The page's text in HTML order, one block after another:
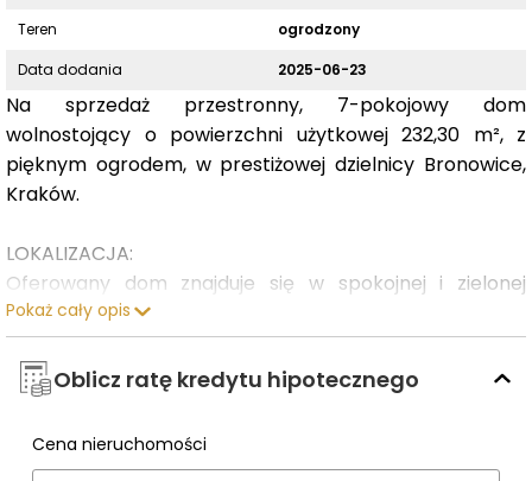
Teren
ogrodzony
Data dodania
2025-06-23
Na sprzedaż przestronny, 7-pokojowy dom
wolnostojący o powierzchni użytkowej 232,30 m², z
pięknym ogrodem, w prestiżowej dzielnicy Bronowice,
Kraków.
LOKALIZACJA:
Oferowany dom znajduje się w spokojnej i zielonej
okolicy Krakowa, przy ul. Chełmońskiego, w prestiżowej
dzielnicy Bronowice. To idealne miejsce dla osób, które
szukają harmonii między ciszą przedmieść a szybkim
dostępem do tętniącego życiem centrum miasta.
Pokaż cały opis
Oblicz ratę kredytu hipotecznego
Cena nieruchomości
Wpisz cenę